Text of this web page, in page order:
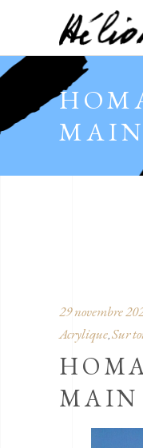
MAIN
29 novembre
Acrylique, Sur
MAIN